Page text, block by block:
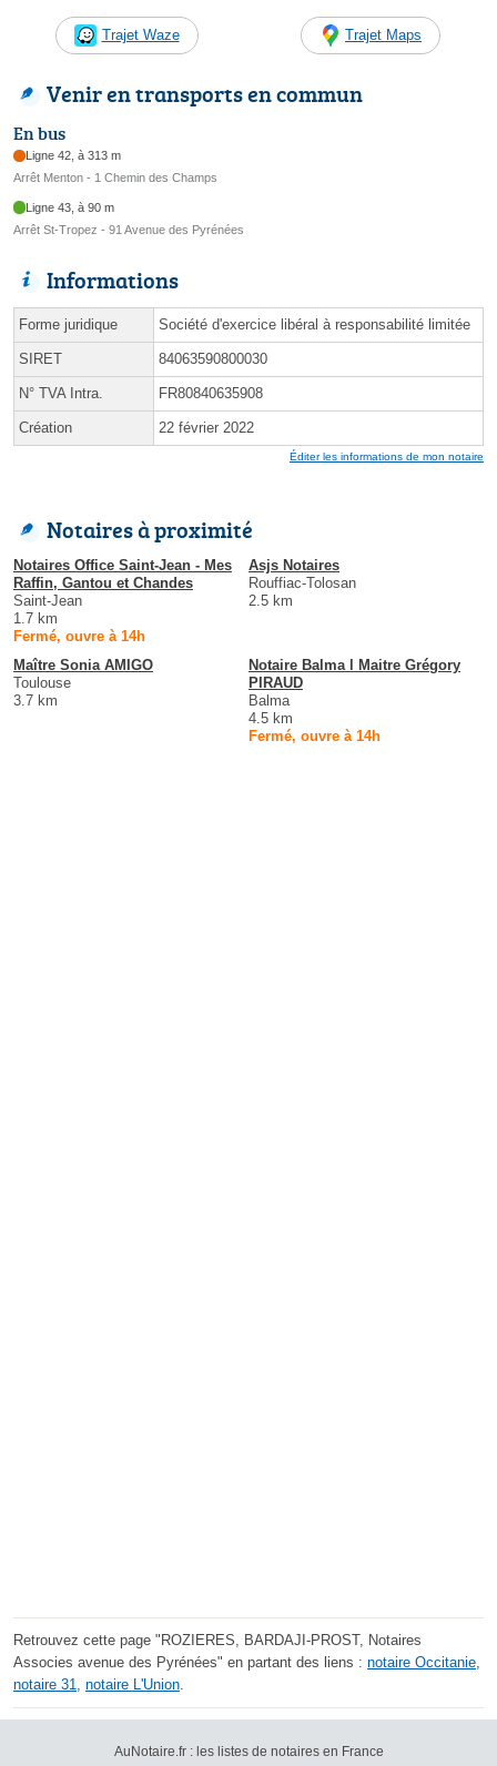
Trajet Waze Trajet Maps
Venir en transports en commun
En bus
Ligne 42, à 313 m
Arrêt Menton - 1 Chemin des Champs
Ligne 43, à 90 m
Arrêt St-Tropez - 91 Avenue des Pyrénées
Informations
Forme juridique Société d'exercice libéral à responsabilité limitée
SIRET 84063590800030
N° TVA Intra. FR80840635908
Création 22 février 2022
Éditer les informations de mon notaire
Notaires à proximité
Notaires Office Saint-Jean - Mes
Raffin, Gantou et Chandes
Saint-Jean
1.7 km
Fermé, ouvre à 14h
Asjs Notaires
Rouffiac-Tolosan
2.5 km
Maître Sonia AMIGO
Toulouse
3.7 km
Notaire Balma l Maitre Grégory
PIRAUD
Balma
4.5 km
Fermé, ouvre à 14h
Retrouvez cette page "ROZIERES, BARDAJI-PROST, Notaires
Associes avenue des Pyrénées" en partant des liens : notaire Occitanie
notaire 31
notaire L'Union
AuNotaire.fr : les listes de notaires en France